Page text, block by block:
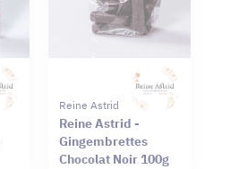
Reine Astrid
Reine Astrid -
Gingembrettes
Chocolat Noir 100g